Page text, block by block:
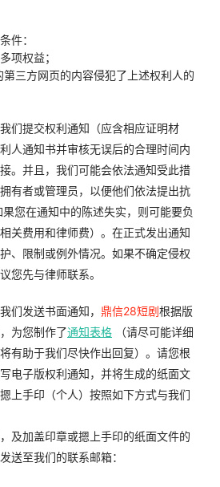
件：
项权益；
第三方网页的内容侵犯了上述权利人的
们提交权利通知（应含相应证明材
人通知书并审核无误后的合理时间内
。并且，我们可能会依法通知受此措
有者或管理员，以便他们依法提出抗
您在通知中的陈述失实，则可能要负
关费用和律师费）。在正式发出通知
、限制或例外情况。如果不确定侵权
您先与律师联系。
们发送书面通知， 鼎信28短剧根据版
为您制作了通知表格 （请尽可能详细
有助于我们尽快作出回复）。请您根
电子版权利通知，并将生成的纸面文
上手印（个人）按照如下方式与我们
及加盖印章或摁上手印的纸面文件的
送至我们的联系邮箱：